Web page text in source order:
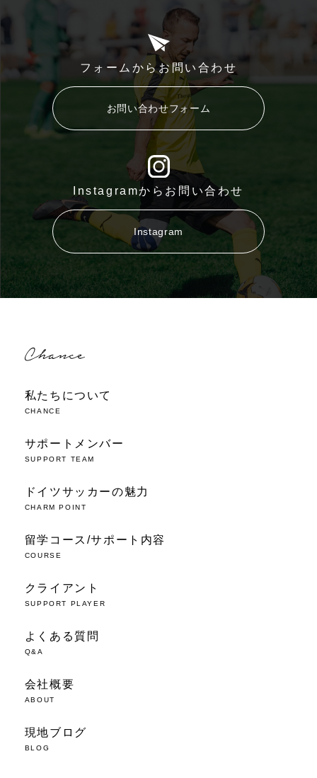
フォームからお問い合わせ
お問い合わせフォーム
Instagramからお問い合わせ
Instagram
私たちについて
CHANCE
サポートメンバー
SUPPORT TEAM
ドイツサッカーの魅力
CHARM POINT
留学コース/サポート内容
COURSE
クライアント
SUPPORT PLAYER
よくある質問
Q&A
会社概要
ABOUT
現地ブログ
BLOG